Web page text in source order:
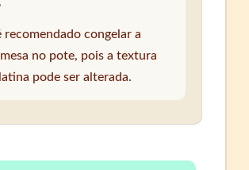
recomendado congelar a
no pote, pois a textura
pode ser alterada.